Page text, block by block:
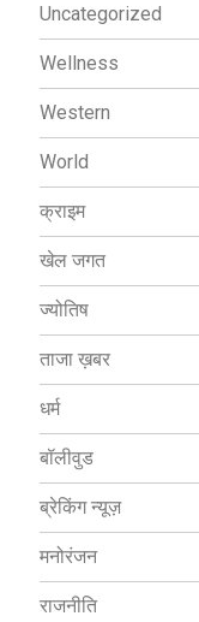
Uncategorized
Wellness
Western
World
क्राइम
खेल जगत
ज्योतिष
ताजा ख़बर
धर्म
बॉलीवुड
ब्रेकिंग न्यूज़
मनोरंजन
राजनीति